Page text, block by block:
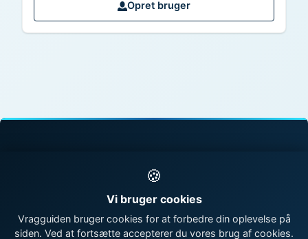
Opret bruger
vragdatabase
| Om Vragguiden
🍪
Vi bruger cookies
Vragguiden bruger cookies for at forbedre din oplevelse på
siden. Ved at fortsætte accepterer du vores brug af cookies.